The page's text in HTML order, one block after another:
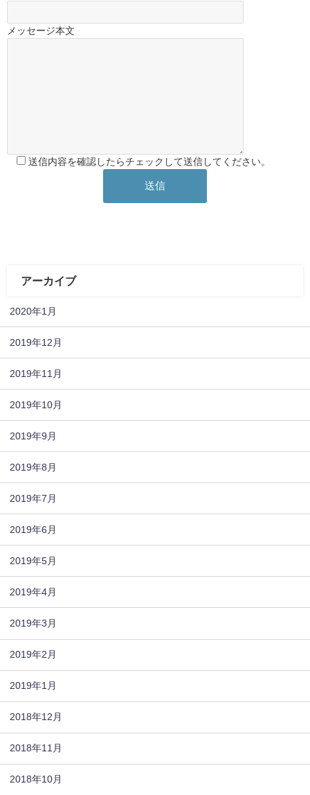
メッセージ本文
送信内容を確認したらチェックして送信してください。
アーカイブ
2020年1月
2019年12月
2019年11月
2019年10月
2019年9月
2019年8月
2019年7月
2019年6月
2019年5月
2019年4月
2019年3月
2019年2月
2019年1月
2018年12月
2018年11月
2018年10月